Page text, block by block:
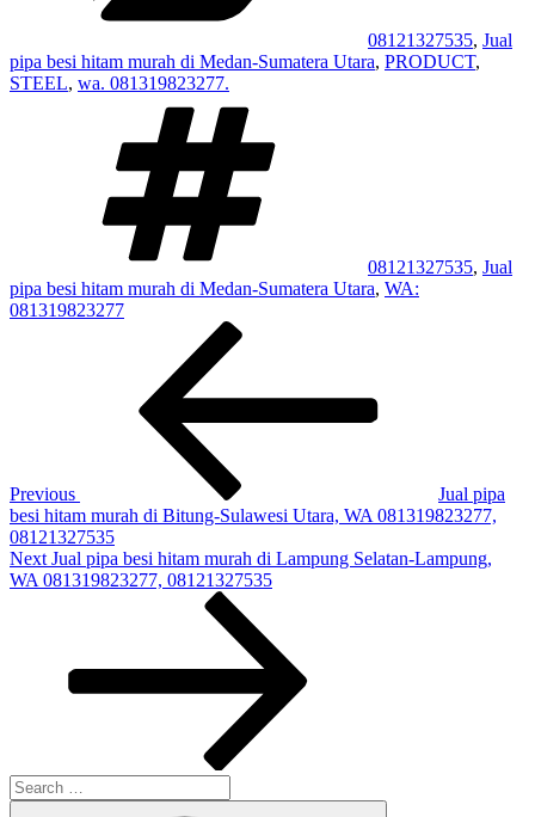
08121327535, Jual
pipa besi hitam murah di Medan-Sumatera Utara, PRODUCT,
STEEL, wa. 081319823277.
08121327535, Jual
pipa besi hitam murah di Medan-Sumatera Utara, WA:
081319823277
Previous
Jual pipa
besi hitam murah di Bitung-Sulawesi Utara, WA 081319823277,
08121327535
Next
Post
Next Jual pipa besi hitam murah di Lampung Selatan-Lampung,
WA 081319823277, 08121327535
Search
for: